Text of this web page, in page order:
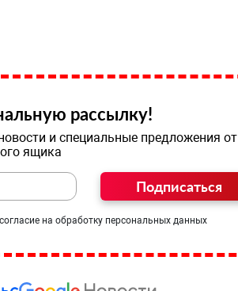
рассылку!
и специальные предложения от
ящика
Подписаться
на обработку персональных данных